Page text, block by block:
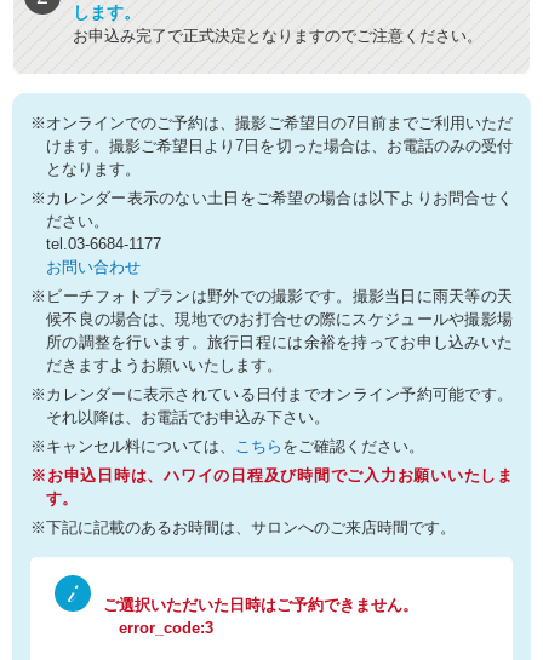
します。
お申込み完了で正式決定となりますのでご注意ください。
※オンラインでのご予約は、撮影ご希望日の7日前までご利用いただ
けます。撮影ご希望日より7日を切った場合は、お電話のみの受付
となります。
※カレンダー表示のない土日をご希望の場合は以下よりお問合せく
ださい。
tel.03-6684-1177
お問い合わせ
※ビーチフォトプランは野外での撮影です。撮影当日に雨天等の天
候不良の場合は、現地でのお打合せの際にスケジュールや撮影場
所の調整を行います。旅行日程には余裕を持ってお申し込みいた
だきますようお願いいたします。
※カレンダーに表示されている日付までオンライン予約可能です。
それ以降は、お電話でお申込み下さい。
※キャンセル料については、 こちら をご確認ください。
※お申込日時は、ハワイの日程及び時間でご入力お願いいたしま
す。
※下記に記載のあるお時間は、サロンへのご来店時間です。
ご選択いただいた日時はご予約できません。
error_code:3